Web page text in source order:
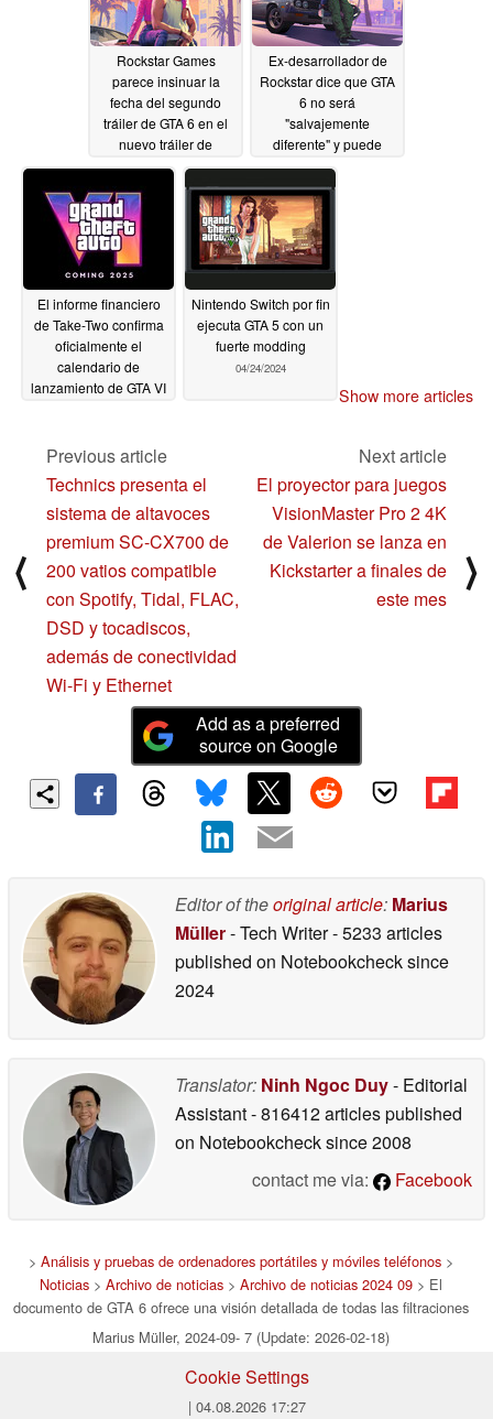
Rockstar Games
parece insinuar la
fecha del segundo
tráiler de GTA 6 en el
nuevo tráiler de
actualización de Grand
Theft Auto Online
07/30/2024
Ex-desarrollador de
Rockstar dice que GTA
6 no será
"salvajemente
diferente" y puede
dejar a los jugadores
"decepcionados"
07/25/2024
El informe financiero
de Take-Two confirma
oficialmente el
calendario de
lanzamiento de GTA VI
Nintendo Switch por fin
ejecuta GTA 5 con un
fuerte modding
04/24/2024
Show more articles
⟨
Previous article
Technics presenta el
sistema de altavoces
premium SC-CX700 de
200 vatios compatible
con Spotify, Tidal, FLAC,
DSD y tocadiscos,
además de conectividad
Wi-Fi y Ethernet
Next article
El proyector para juegos
VisionMaster Pro 2 4K
de Valerion se lanza en
Kickstarter a finales de
este mes
⟩
Add as a preferred
source on Google
Editor of theoriginal article: Marius
Müller- Tech Writer- 5233 articles
published on Notebookchecksince
2024
Translator: Ninh Ngoc Duy- Editorial
Assistant- 816412 articles published
on Notebookchecksince 2008
contact me via:
Facebook
> Análisis y pruebas de ordenadores portátiles y móviles teléfonos >
Noticias > Archivo de noticias > Archivo de noticias 2024 09 > El
documento de GTA 6 ofrece una visión detallada de todas las filtraciones
Marius Müller, 2024-09- 7 (Update: 2026-02-18)
Cookie Settings
| 04.08.2026 17:27